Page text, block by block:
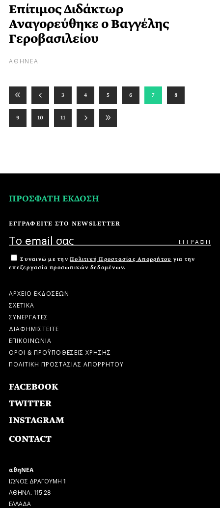
Επίτιμος Διδάκτωρ
Αναγορεύθηκε ο Βαγγέλης
Γεροβασιλείου
ΑΘΗΝΕΑ
3 4 5 6 7 8
9 10 11
ΠΡΟΣΦΑΤΗ ΕΚΔΟΣΗ
ΕΓΓΡΑΦΕΙΤΕ ΣΤΟ NEWSLETTER
Συναινώ με την Πολιτική Προστασίας Απορρήτου για την
επεξεργασία προσωπικών δεδομένων.
ΑΡΧΕΙΟ ΕΚΔΟΣΕΩΝ
ΣΧΕΤΙΚΑ
ΣΥΝΕΡΓΑΤΕΣ
ΔΙΑΦΗΜΙΣΤΕΙΤΕ
ΕΠΙΚΟΙΝΩΝΙΑ
ΟΡΟΙ & ΠΡΟΫΠΟΘΕΣΕΙΣ ΧΡΗΣΗΣ
ΠΟΛΙΤΙΚΗ ΠΡΟΣΤΑΣΙΑΣ ΑΠΟΡΡΗΤΟΥ
FACEBOOK
TWITTER
INSTAGRAM
CONTACT
αθηΝΕΑ
ΙΩΝΟΣ ΔΡΑΓΟΥΜΗ 1
ΑΘΗΝΑ, 115 28
ΕΛΛΑΔΑ